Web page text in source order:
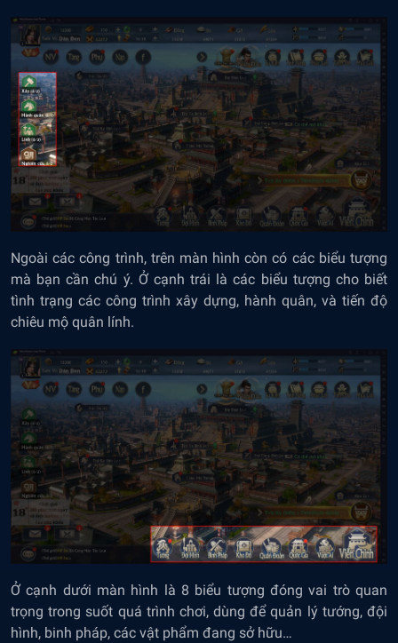
Ngoài các công trình, trên màn hình còn có các biểu tượng
mà bạn cần chú ý. Ở cạnh trái là các biểu tượng cho biết
tình trạng các công trình xây dựng, hành quân, và tiến độ
chiêu mộ quân lính.
Ở cạnh dưới màn hình là 8 biểu tượng đóng vai trò quan
trọng trong suốt quá trình chơi, dùng để quản lý tướng, đội
hình, binh pháp, các vật phẩm đang sở hữu…